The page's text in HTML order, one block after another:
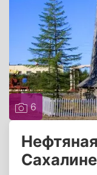
6
Сахалине